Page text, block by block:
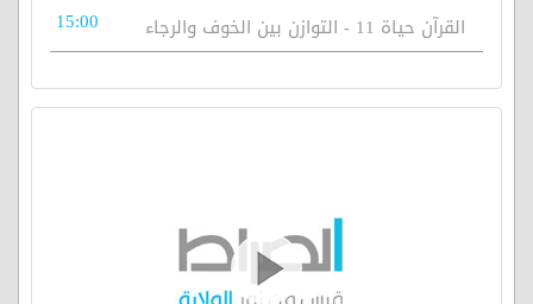
القرآن حياة 11 - التوازن بين الخوف والرجاء 15:00